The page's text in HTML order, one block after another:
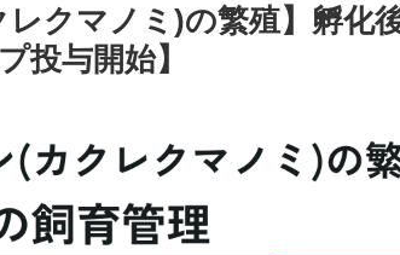
レクマノミ)の繁殖】孵化
投与開始】